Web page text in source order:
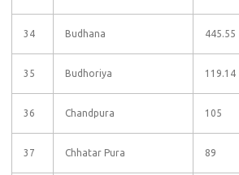
34 Budhana 445.55
35 Budhoriya 119.14
36 Chandpura 105
37 Chhatar Pura 89